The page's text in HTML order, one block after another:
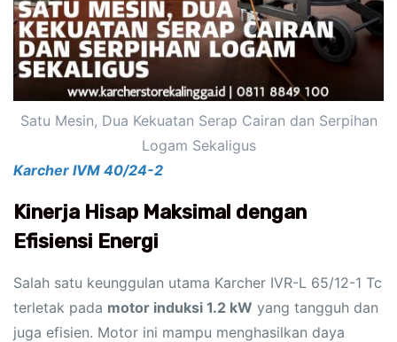
Satu Mesin, Dua Kekuatan Serap Cairan dan Serpihan
Logam Sekaligus
Karcher IVM 40/24-2
Kinerja Hisap Maksimal dengan
Efisiensi Energi
Salah satu keunggulan utama Karcher IVR-L 65/12-1 Tc
terletak pada motor induksi 1.2 kW yang tangguh dan
juga efisien. Motor ini mampu menghasilkan daya